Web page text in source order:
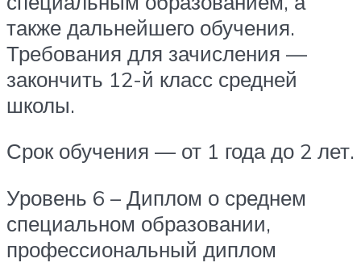
также дальнейшего обучения.
Требования для зачисления —
закончить 12-й класс средней
школы.
Срок обучения — от 1 года до 2 лет.
Уровень 6 – Диплом о среднем
специальном образовании,
профессиональный диплом